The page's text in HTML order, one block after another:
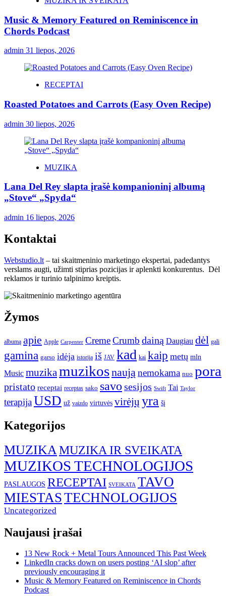
Music & Memory Featured on Reminiscence in
Chords Podcast
admin 31 liepos, 2026
RECEPTAI
Roasted Potatoes and Carrots (Easy Oven Recipe)
admin 30 liepos, 2026
MUZIKA
Lana Del Rey slapta įrašė kompanioninį albumą
„Stove“ „Spyda“
admin 16 liepos, 2026
Kontaktai
Webstudio.lt – tai skaitmeninio marketingo ekspertai, padedantys
verslams augti, užimti stiprias pozicijas ir aplenkti konkurentus. Dėl
reklamos ir turinio talpinimo kreiptis.
Žymos
albumą apie Apple Carpenter CremeCrumb dainą Daugiau dėl gali
gamina garso idėja istorija iš JAV kad kai kaip metų mln
Music muzikamuzikosnaują nemokama nuo pora
pristato receptai receptas sako savo sesijos Swift Tai Taylor
terapijaUSD už vaizdo virtuvės virėjų yra šį
Kategorijos
MUZIKA MUZIKA IR SVEIKATA
MUZIKOS TECHNOLOGIJOS
PASLAUGOS RECEPTAI SVEIKATA TAVO
MIESTASTECHNOLOGIJOS
Uncategorized
Naujausi įrašai
13 New Rock + Metal Tours Announced This Past Week
LinkedIn cracks down on users posting ‘AI slop’ after
previously encouraging it
Music & Memory Featured on Reminiscence in Chords
Podcast